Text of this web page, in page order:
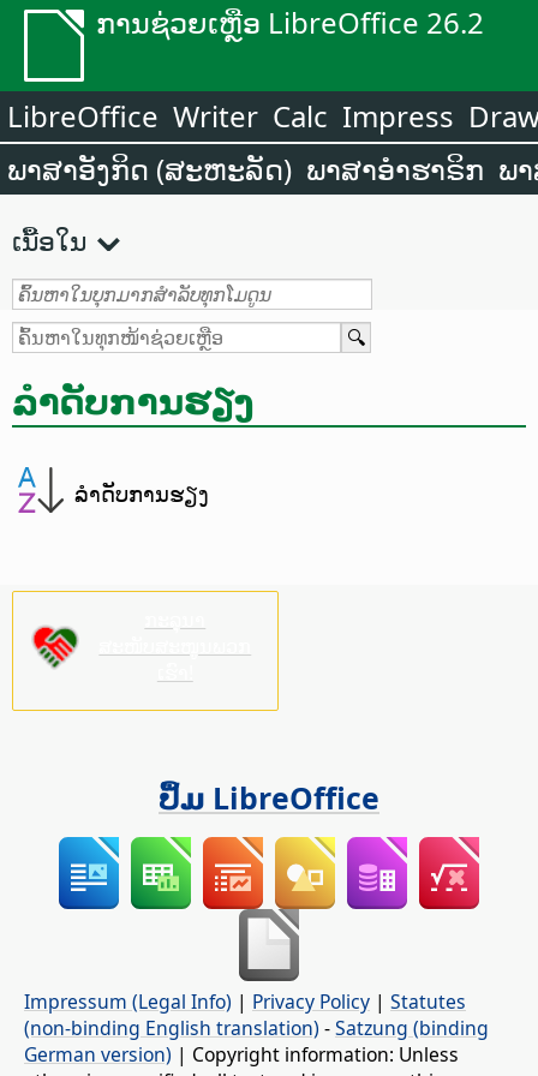
ການຊ່ວຍເຫຼືອ LibreOffice 26.2
LibreOffice Writer Calc Impress
ພາສາອັງກິດ (ສະຫະລັດ) ພາສາອຳຮາຣິກ ພ
ເນື້ອໃນ
ລໍາດັບການຮຽງ
ລໍາດັບການຮຽງ
ປຶ້ມ LibreOffice
Impressum (Legal Info) | Privacy Policy | Statutes
(non-binding English translation) -Satzung (binding
German version) | Copyright information: Unless